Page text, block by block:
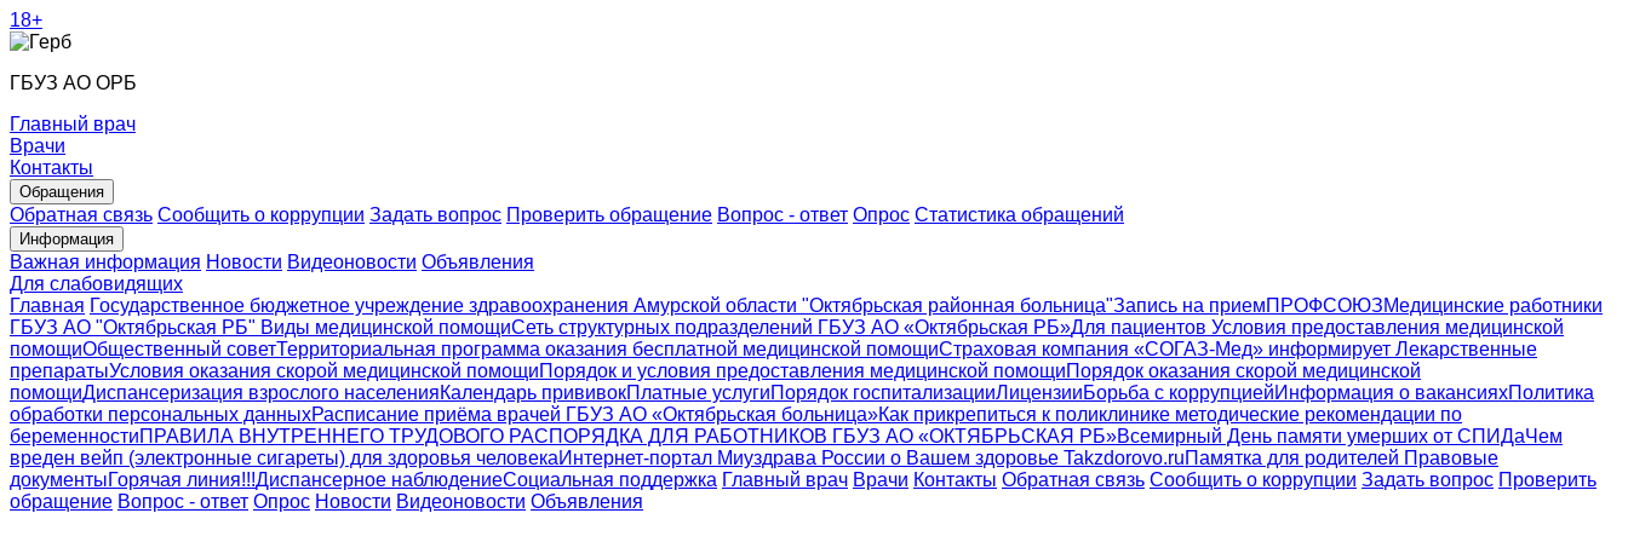
18+
ГБУЗ АО ОРБ
Главный врач
Врачи
Контакты
Обращения
Обратная связь Сообщить о коррупции Задать вопрос Проверить обращение Вопрос - ответ Опрос Статистика обращений
Информация
Важная информация Новости Видеоновости Объявления
Для слабовидящих
Главная Государственное бюджетное учреждение здравоохранения Амурской области "Октябрьская районная больница"Запись на приемПРОФСОЮЗМедицинские работники
ГБУЗ АО "Октябрьская РБ" Виды медицинской помощиСеть структурных подразделений ГБУЗ АО «Октябрьская РБ»Для пациентов Условия предоставления медицинской
помощиОбщественный советТерриториальная программа оказания бесплатной медицинской помощиСтраховая компания «СОГАЗ-Мед» информирует Лекарственные
препаратыУсловия оказания скорой медицинской помощиПорядок и условия предоставления медицинской помощиПорядок оказания скорой медицинской
помощиДиспансеризация взрослого населенияКалендарь прививокПлатные услугиПорядок госпитализацииЛицензииБорьба с коррупциейИнформация о вакансияхПолитика
обработки персональных данныхРасписание приёма врачей ГБУЗ АО «Октябрьская больница»Как прикрепиться к поликлинике методические рекомендации по
беременностиПРАВИЛА ВНУТРЕННЕГО ТРУДОВОГО РАСПОРЯДКА ДЛЯ РАБОТНИКОВ ГБУЗ АО «ОКТЯБРЬСКАЯ РБ»Всемирный День памяти умерших от СПИДаЧем
вреден вейп (электронные сигареты) для здоровья человекаИнтернет-портал Миyздрава России о Вашем здоровье Takzdorovo.ruПамятка для родителей Правовые
документыГорячая линия!!!Диспансерное наблюдениеСоциальная поддержка Главный врач Врачи Контакты Обратная связь Сообщить о коррупции Задать вопрос Проверить
обращение Вопрос - ответ Опрос Новости Видеоновости Объявления